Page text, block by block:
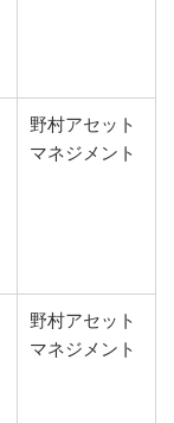
野村アセット
マネジメント
野村アセット
マネジメント